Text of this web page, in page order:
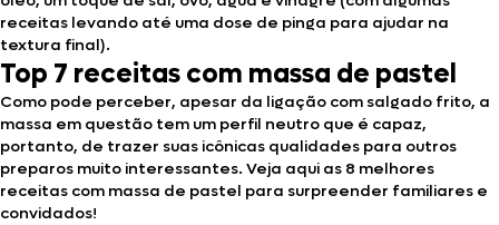
receitas levando até uma dose de pinga para ajudar na
textura final).
Top 7 receitas com massa de pastel
Como pode perceber, apesar da ligação com salgado frito, a
massa em questão tem um perfil neutro que é capaz,
portanto, de trazer suas icônicas qualidades para outros
preparos muito interessantes. Veja aqui as 8 melhores
receitas com massa de pastel para surpreender familiares e
convidados!